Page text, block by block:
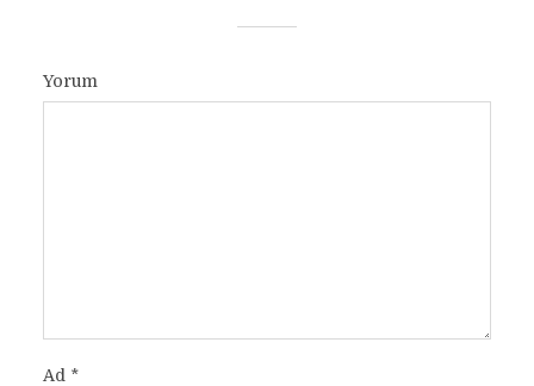
Yorum
Ad *